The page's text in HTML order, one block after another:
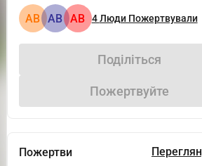
АВ АВ АВ 4Люди Пожертвували
Поділіться
Пожертвуйте
Пожертви